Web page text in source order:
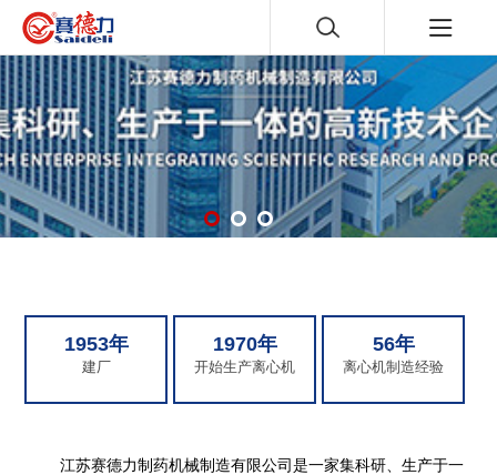
1953年
建厂
1970年
开始生产离心机
56年
离心机制造经验
江苏赛德力制药机械制造有限公司是一家集科研、生产于一